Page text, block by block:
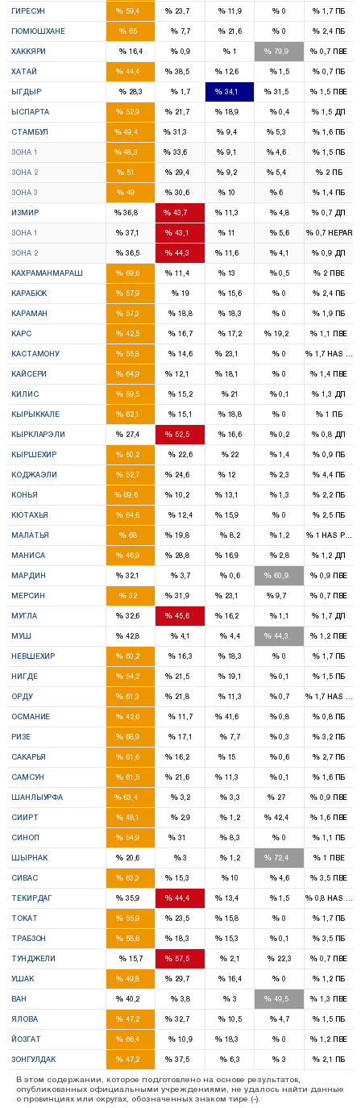
ГИРЕСУН %59,4 % 23,7 %11,9 % 0 % 1,7 ПБ
ГЮМЮШХАНЕ %65 %7,7 %21,6 % 0 % 2,4 ПБ
ХАККЯРИ %16,4 %0,9 %1 % 79,9 % 0,7 ПВЕ
ХАТАЙ %44,4 % 38,5 %12,6 %1,5 % 0,7 ПБ
ЫГДЫР %28,3 %1,7 %34,1 % 31,5 % 1,5 ПВЕ
ЫСПАРТА %52,9 % 21,7 %18,9 %0,4 % 1,5 ДП
СТАМБУЛ %49,4 %31,3 % 9,4 %5,3 % 1,6 ПБ
ЗОНА 1 %48,3 %33,6 % 9,1 %4,6 % 1,5 ПБ
ЗОНА 2 % 51 % 29,4 % 9,2 %5,4 %2 ПБ
ЗОНА 3 % 49 % 30,6 %10 %6 % 1,4 ПБ
ИЗМИР %36,8 %43,7 %11,3 %4,8 % 0,7 ДП
ЗОНА 1 %37,1 % 43,1 %11 %5,6 %0,7HEPAR
ЗОНА 2 %36,5 % 44,3 %11,6 %4,1 % 0,9 ДП
КАХРАМАНМАРАШ %69,6 % 11,4 %13 %0,5 % 2 ПВЕ
КАРАБЮК %57,9 % 19 %15,6 % 0 % 2,4 ПБ
КАРАМАН %57,3 % 18,8 %18,3 % 0 % 1,9 ПБ
КАРС %42,5 % 16,7 %17,2 % 19,2 % 1,1 ПВЕ
КАСТАМОНУ %55,8 % 14,6 %23,1 % 0 %1,7HAS
КАЙСЕРИ %64,9 % 12,1 %18,1 % 0 % 1,4 ПВЕ
КИЛИС %59,5 % 15,2 %21 %0,1 % 1,3 ДП
КЫРЫККАЛЕ %62,1 % 15,1 %18,8 % 0 %1 ПБ
КЫРКЛАРЭЛИ %27,4 % 52,5 %16,6 %0,2 % 0,8 ДП
КЫРШЕХИР %50,2 % 22,6 %22 %1,4 % 0,9 ПБ
КОДЖАЭЛИ %52,7 % 24,6 %12 %2,3 % 4,4 ПБ
КОНЬЯ %69,6 % 10,2 %13,1 %1,3 % 2,2 ПБ
КЮТАХЬЯ %64,6 % 12,4 %15,9 % 0 % 2,5 ПБ
МАЛАТЬЯ %68 % 19,8 % 8,2 %1,2 %1HAS Parti
МАНИСА %46,9 % 28,8 %16,9 %2,8 % 1,2 ДП
МАРДИН %32,1 %3,7 % 0,6 % 60,9 % 0,9 ПВЕ
МЕРСИН %32 % 31,9 %23,1 %9,7 % 0,7 ПВЕ
МУГЛА %32,6 % 45,6 %16,2 %1,1 % 1,7 ДП
МУШ %42,8 %4,1 % 4,4 % 44,3 % 1,2 ПВЕ
НЕВШЕХИР %60,2 % 16,3 %18,3 % 0 % 1,7 ПБ
НИГДЕ %54,2 % 21,5 %19,1 %0,1 % 1,5 ПБ
ОРДУ %61,3 % 21,8 %11,3 %0,7 %1,7HAS
ОСМАНИЕ %42,6 % 11,7 %41,6 %0,8 % 0,8 ПБ
РИЗЕ %68,9 % 17,1 % 7,7 %0,3 % 3,2 ПБ
САКАРЬЯ %61,6 % 16,2 %15 %0,6 % 2,7 ПБ
САМСУН %61,5 % 21,6 %11,3 %0,1 % 1,6 ПБ
ШАНЛЫУРФА %63,4 %3,2 % 3,3 % 27 % 0,9 ПВЕ
СИИРТ %48,1 %2,9 % 1,2 % 42,4 % 1,6 ПВЕ
СИНОП %54,9 % 31 % 8,3 % 0 % 1,1 ПБ
ШЫРНАК %20,6 %3 % 1,2 % 72,4 % 1 ПВЕ
СИВАС %63,3 % 15,3 %10 %4,6 % 3,5 ПВЕ
ТЕКИРДАГ %35,9 % 44,4 %13,4 %1,5 %0,8HAS
ТОКАТ %55,9 % 23,5 %15,8 % 0 % 1,7 ПБ
ТРАБЗОН %58,6 % 18,3 %15,3 %0,1 % 3,5 ПБ
ТУНДЖЕЛИ %15,7 % 57,5 % 2,1 % 22,3 % 0,7 ПВЕ
УШАК %49,8 % 29,7 %16,4 % 0 % 1,2 ПБ
ВАН %40,2 %3,8 %3 % 49,5 % 1,3 ПВЕ
ЯЛОВА %47,2 % 32,7 %10,5 %4,7 % 1,5 ПБ
ЙОЗГАТ %66,4 % 10,9 %18,3 % 0 % 1,2 ПВЕ
ЗОНГУЛДАК %47,2 % 37,5 % 6,3 % 3 % 2,1 ПБ
В этом содержании, которое подготовлено на основе результатов,
опубликованных официальными учреждениями, не удалось найти данные
о провинциях или округах, обозначенных знаком тире (-).